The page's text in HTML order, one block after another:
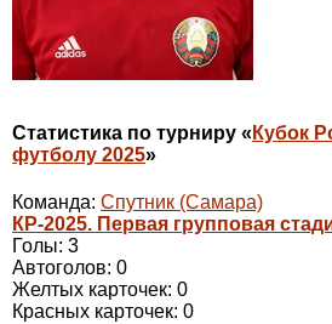
Статистика по турниру « Кубок
футболу 2025»
Команда: Спутник (Самара)
КР-2025. Первая групповая
Голы: 3
Автоголов: 0
Желтых карточек: 0
Красных карточек: 0